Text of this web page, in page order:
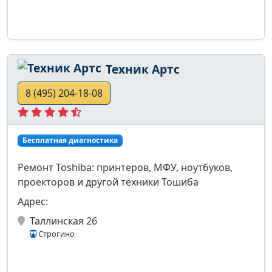
Техник Артс
8 (495) 204-18-08
Бесплатная диагностика
Ремонт Toshiba: принтеров, МФУ, ноутбуков,
проекторов и другой техники Тошиба
Адрес:
Таллинская 26
Строгино